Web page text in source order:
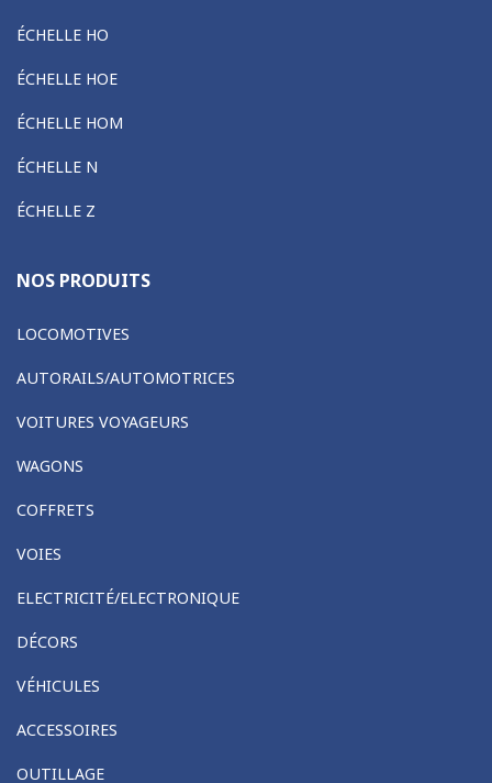
ÉCHELLE HO
ÉCHELLE HOE
ÉCHELLE HOM
ÉCHELLE N
ÉCHELLE Z
NOS PRODUITS
LOCOMOTIVES
AUTORAILS/AUTOMOTRICES
VOITURES VOYAGEURS
WAGONS
COFFRETS
VOIES
ELECTRICITÉ/ELECTRONIQUE
DÉCORS
VÉHICULES
ACCESSOIRES
OUTILLAGE